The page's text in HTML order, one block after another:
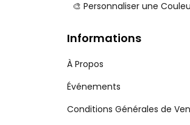
🎨 Personnaliser une
Informations
À Propos
Événements
Conditions Générales de